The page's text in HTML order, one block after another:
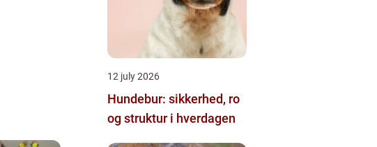
12 july 2026
Hundebur: sikkerhed, ro
og struktur i hverdagen